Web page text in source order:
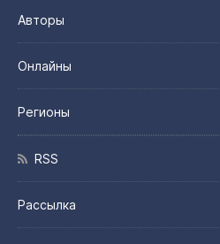
Авторы
Онлайны
Регионы
RSS
Рассылка